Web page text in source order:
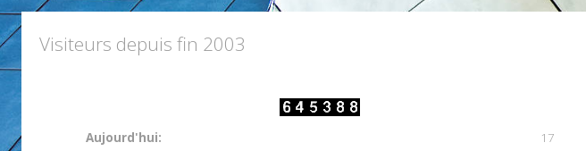
Visiteurs depuis fin 2003
Aujourd'hui: 17